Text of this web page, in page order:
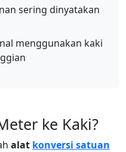
sering dinyatakan
menggunakan kaki
ke Kaki?
alat konversi satuan